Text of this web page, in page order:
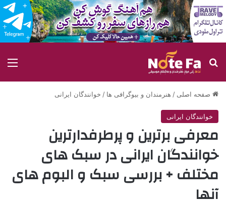
جستجو برای
صفحه اصلی / هنرمندان و بیوگرافی ها / خوانندگان ایرانی
خوانندگان ایرانی
معرفی برترین و پرطرفدارترین
خوانندگان ایرانی در سبک های
مختلف + بررسی سبک و البوم های
آنها